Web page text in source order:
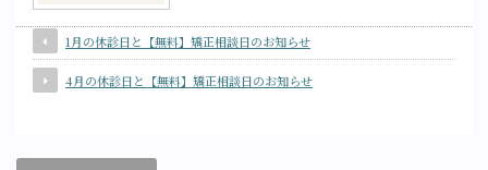
1月の休診日と【無料】矯正相談日のお知らせ
4月の休診日と【無料】矯正相談日のお知らせ